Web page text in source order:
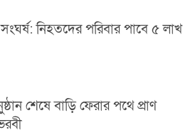
নিহতদের পরিবার পাবে ৫ লাখ
শেষে বাড়ি ফেরার পথে প্রাণ